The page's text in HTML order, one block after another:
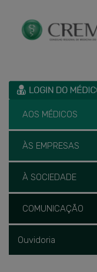
AOS MÉDICOS
ÀS EMPRESAS
À SOCIEDADE
COMUNICAÇÃO
Ouvidoria